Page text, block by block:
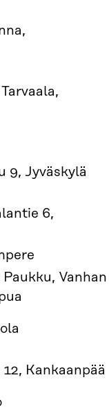
9, Jyväskylä
6,
Vanhan
Kankaanpää